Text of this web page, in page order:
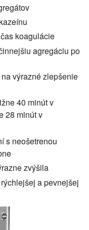
koagulácie
agregáciu po
výrazné zlepšenie
40 minút v
28 minút v
s neošetrenou
zvýšila
a pevnejšej